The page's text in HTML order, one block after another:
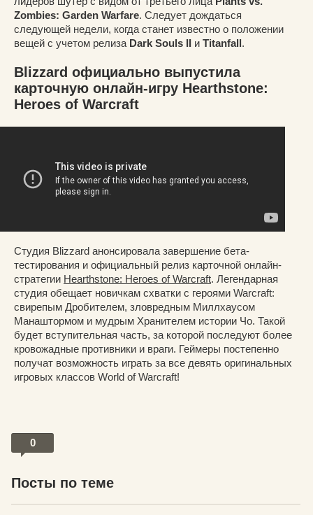
Zombies: Garden Warfare. Следует дождаться
следующей недели, когда станет известно о положении
вещей с учетом релиза Dark Souls II и Titanfall.
Blizzard официально выпустила
карточную онлайн-игру Hearthstone:
Heroes of Warcraft
Студия Blizzard анонсировала завершение бета-
тестирования и официальный релиз карточной онлайн-
стратегии Hearthstone: Heroes of Warcraft. Легендарная
студия обещает новичкам схватки с героями Warcraft:
свирепым Дробителем, зловредным Миллхаусом
Манаштормом и мудрым Хранителем истории Чо. Такой
будет вступительная часть, за которой последуют более
кровожадные противники и враги. Геймеры постепенно
получат возможность играть за все девять оригинальных
игровых классов World of Warcraft!
0
Посты по теме